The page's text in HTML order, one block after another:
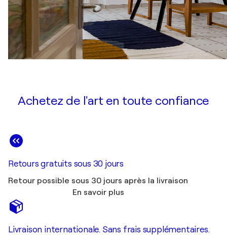
Achetez de l'art en toute confiance
Retours gratuits sous 30 jours
Retour possible sous 30 jours après la livraison
En savoir plus
Livraison internationale. Sans frais supplémentaires.